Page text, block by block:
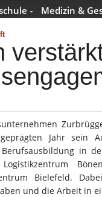
Medizin &
Jahr sein
in
Bielefeld.
und die Arbeit in